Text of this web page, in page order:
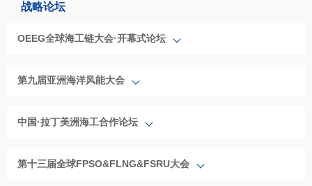
战略论坛
OEEG全球海工链大会·开幕式论坛
第九届亚洲海洋风能大会
中国·拉丁美洲海工合作论坛
第十三届全球FPSO&FLNG&FSRU大会